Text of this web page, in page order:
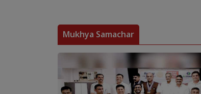
Mukhya Samachar